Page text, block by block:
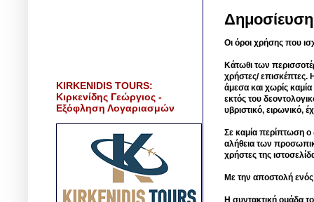
Οι όροι χρήσης που
Κάτωθι των
χρήστες/ επισκέπτες.
άμεσα και χωρίς
εκτός του
υβριστικό, ειρωνικό,
Σε καμία περίπτωση ο
αλήθεια των
χρήστες της
Με την αποστολή
Η συντακτική ομάδα
KIRKENIDIS TOURS:
Κιρκενίδης Γεώργιος -
Εξόφληση Λογαριασμών